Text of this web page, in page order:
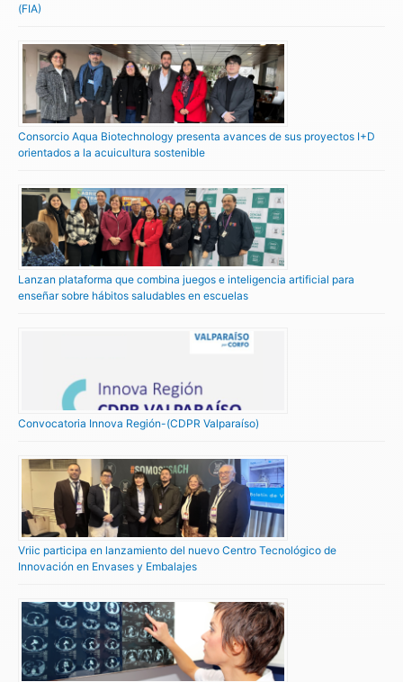
(FIA)
Consorcio Aqua Biotechnology presenta avances de sus proyectos I+D
orientados a la acuicultura sostenible
Lanzan plataforma que combina juegos e inteligencia artificial para
enseñar sobre hábitos saludables en escuelas
Convocatoria Innova Región-(CDPR Valparaíso)
Vriic participa en lanzamiento del nuevo Centro Tecnológico de
Innovación en Envases y Embalajes